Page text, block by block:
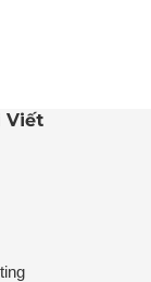
Viết